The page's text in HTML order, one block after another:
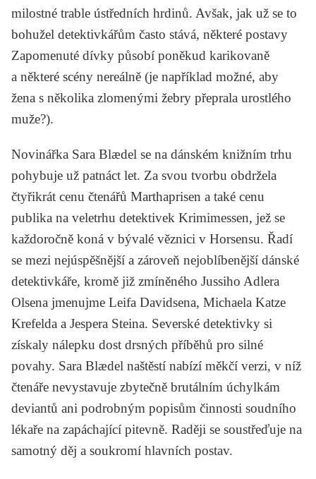
milostné trable ústředních hrdinů. Avšak, jak už se to
bohužel detektivkářům často stává, některé postavy
Zapomenuté dívky působí poněkud karikovaně
a některé scény nereálně (je například možné, aby
žena s několika zlomenými žebry přeprala urostlého
muže?).
Novinářka Sara Blædel se na dánském knižním trhu
pohybuje už patnáct let. Za svou tvorbu obdržela
čtyřikrát cenu čtenářů Marthaprisen a také cenu
publika na veletrhu detektivek Krimimessen, jež se
každoročně koná v bývalé věznici v Horsensu. Řadí
se mezi nejúspěšnější a zároveň nejoblíbenější dánské
detektivkáře, kromě již zmíněného Jussiho Adlera
Olsena jmenujme Leifa Davidsena, Michaela Katze
Krefelda a Jespera Steina. Severské detektivky si
získaly nálepku dost drsných příběhů pro silné
povahy. Sara Blædel naštěstí nabízí měkčí verzi, v níž
čtenáře nevystavuje zbytečně brutálním úchylkám
deviantů ani podrobným popisům činnosti soudního
lékaře na zapáchající pitevně. Raději se soustřeďuje na
samotný děj a soukromí hlavních postav.